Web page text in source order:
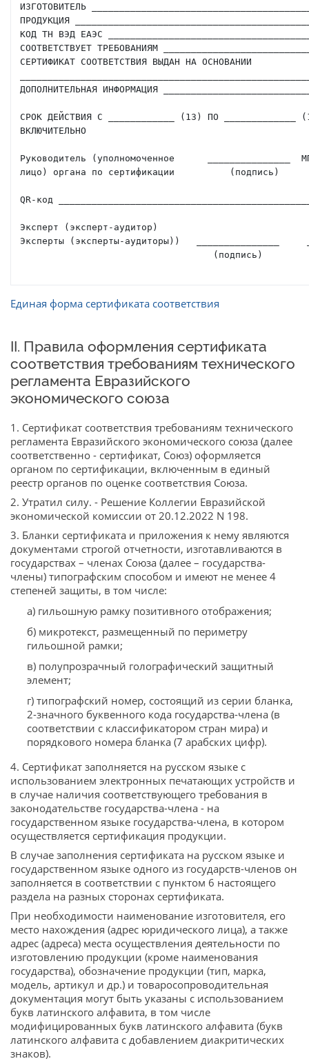
ИЗГОТОВИТЕЛЬ
ПРОДУКЦИЯ
КОД ТН ВЭД ЕАЭС
СООТВЕТСТВУЕТ ТРЕБОВАНИЯМ
СЕРТИФИКАТ СООТВЕТСТВИЯ ВЫДАН НА ОСНОВАНИИ
ДОПОЛНИТЕЛЬНАЯ ИНФОРМАЦИЯ
СРОК ДЕЙСТВИЯ С ____________ (13) ПО _____________
ВКЛЮЧИТЕЛЬНО
Руководитель (уполномоченное      _______________
лицо) органа по сертификации          (подпись)
QR-код
Эксперт (эксперт-аудитор)
Эксперты (эксперты-аудиторы))   _______________
Единая форма сертификата соответствия
II. Правила оформления сертификата
соответствия требованиям технического
регламента Евразийского
экономического союза
1. Сертификат соответствия требованиям технического
регламента Евразийского экономического союза (далее
соответственно - сертификат, Союз) оформляется
органом по сертификации, включенным в единый
реестр органов по оценке соответствия Союза.
2. Утратил силу. - Решение Коллегии Евразийской
экономической комиссии от 20.12.2022 N 198.
3. Бланки сертификата и приложения к нему являются
документами строгой отчетности, изготавливаются в
государствах – членах Союза (далее – государства-
члены) типографским способом и имеют не менее 4
степеней защиты, в том числе:
а) гильошную рамку позитивного отображения;
б) микротекст, размещенный по периметру
гильошной рамки;
в) полупрозрачный голографический защитный
элемент;
г) типографский номер, состоящий из серии бланка,
2-значного буквенного кода государства-члена (в
соответствии с классификатором стран мира) и
порядкового номера бланка (7 арабских цифр).
4. Сертификат заполняется на русском языке с
использованием электронных печатающих устройств и
в случае наличия соответствующего требования в
законодательстве государства-члена - на
государственном языке государства-члена, в котором
осуществляется сертификация продукции.
В случае заполнения сертификата на русском языке и
государственном языке одного из государств-членов он
заполняется в соответствии с пунктом 6 настоящего
раздела на разных сторонах сертификата.
При необходимости наименование изготовителя, его
место нахождения (адрес юридического лица), а также
адрес (адреса) места осуществления деятельности по
изготовлению продукции (кроме наименования
государства), обозначение продукции (тип, марка,
модель, артикул и др.) и товаросопроводительная
документация могут быть указаны с использованием
букв латинского алфавита, в том числе
модифицированных букв латинского алфавита (букв
латинского алфавита с добавлением диакритических
знаков).